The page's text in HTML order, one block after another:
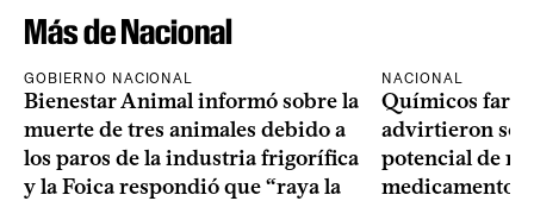
Más de Nacional
GOBIERNO NACIONAL
Bienestar Animal informó sobre la
muerte de tres animales debido a
los paros de la industria frigorífica
y la Foica respondió que “raya la
NACIONAL
Químicos
advirtieron
potencial de
medicamentos